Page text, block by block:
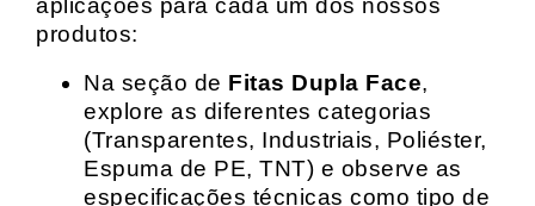
aplicações para cada um dos nossos
produtos:
Na seção de Fitas Dupla Face,
explore as diferentes categorias
(Transparentes, Industriais, Poliéster,
Espuma de PE, TNT) e observe as
especificações técnicas como tipo de